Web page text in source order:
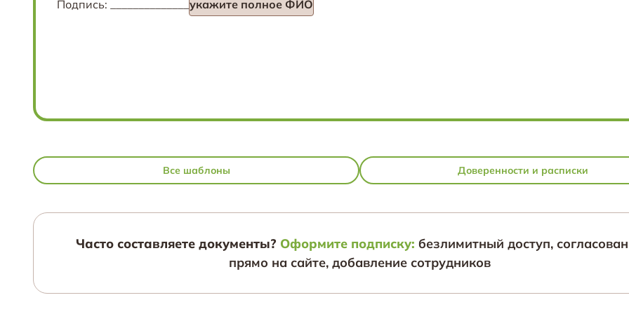
Подпись: ______________ укажите полное ФИО
Все шаблоны Доверенности и расписки
Часто составляете документы? Оформите подписку: безлимитный доступ,
прямо на сайте, добавление сотрудников